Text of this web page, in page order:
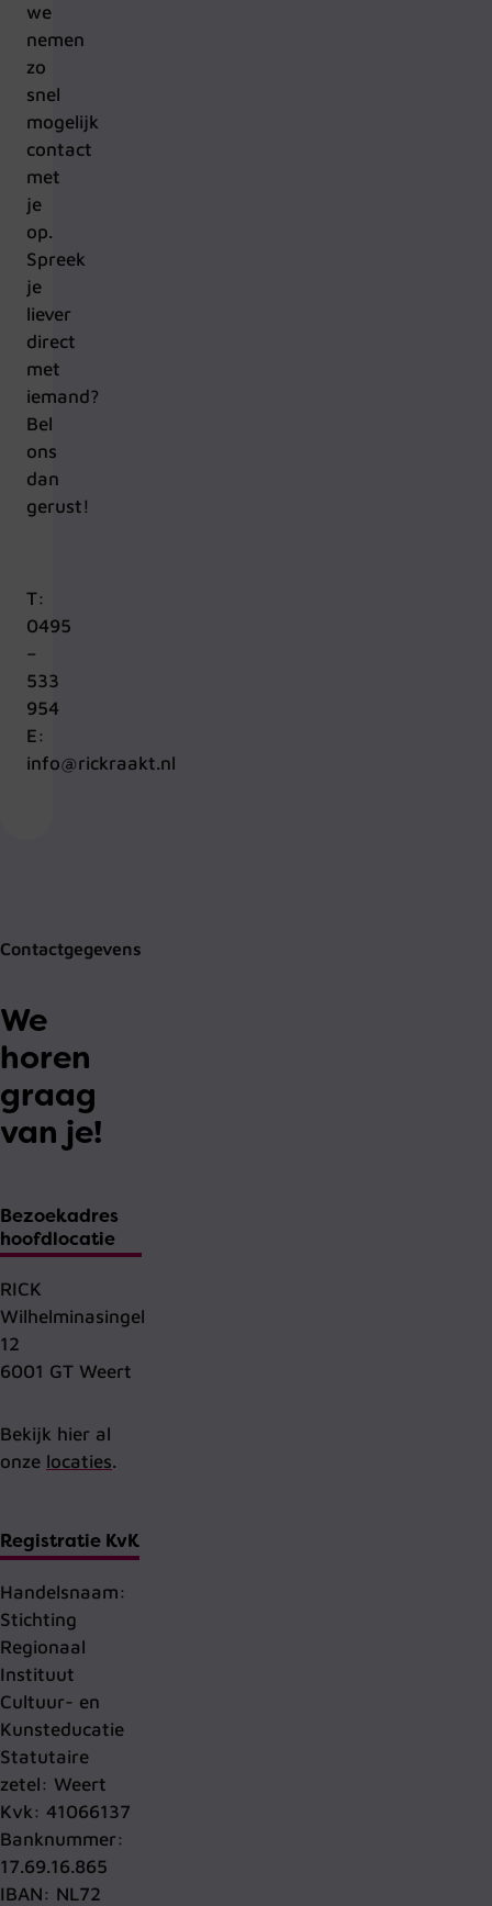
we
nemen
zo
snel
mogelijk
contact
met
je
op.
Spreek
je
liever
direct
met
iemand?
Bel
ons
dan
gerust!
T:
0495
–
533
954
E:
info@rickraakt.nl
We
horen
graag
van je!
Contactgegevens
Bezoekadres
hoofdlocatie
RICK
Wilhelminasingel
12
6001 GT Weert
Bekijk hier al
onze locaties.
Registratie KvK
Handelsnaam:
Stichting
Regionaal
Instituut
Cultuur- en
Kunsteducatie
Statutaire
zetel: Weert
Kvk: 41066137
Banknummer:
17.69.16.865
IBAN: NL72